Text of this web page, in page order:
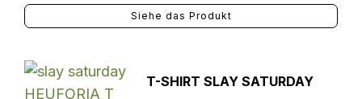
Siehe das Produkt
T-SHIRT SLAY SATURDAY